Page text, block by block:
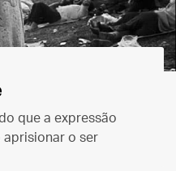
que a expressão
aprisionar o ser